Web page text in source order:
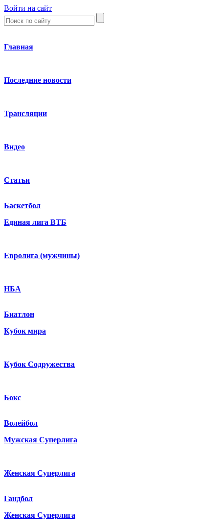
Войти на сайт
Главная
Последние новости
Трансляции
Видео
Статьи
Баскетбол
Единая лига ВТБ
Евролига (мужчины)
НБА
Биатлон
Кубок мира
Кубок Содружества
Бокс
Волейбол
Мужская Суперлига
Женская Суперлига
Гандбол
Женская Суперлига